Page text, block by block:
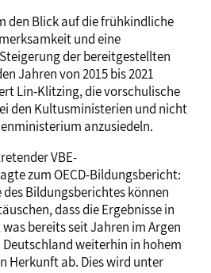
den Blick auf die frühkindliche
und eine
der bereitgestellten
Jahren von 2015 bis 2021
Lin-Klitzing, die vorschulische
den Kultusministerien und nicht
anzusiedeln.
VBE-
zum OECD-Bildungsbericht:
des Bildungsberichtes können
dass die Ergebnisse in
bereits seit Jahren im Argen
weiterhin in hohem
Herkunft ab. Dies wird unter